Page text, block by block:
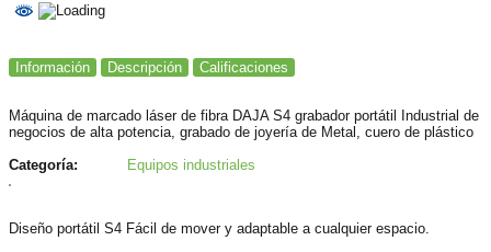
Información Descripción Calificaciones
Máquina de marcado láser de fibra DAJA S4 grabador portátil Industrial de
negocios de alta potencia, grabado de joyería de Metal, cuero de plástico
Categoría:
Equipos industriales
Diseño portátil S4 Fácil de mover y adaptable a cualquier espacio.